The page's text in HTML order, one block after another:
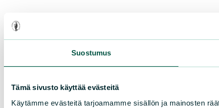
Suostumus
Tämä sivusto käyttää evästeitä
Käytämme evästeitä tarjoamamme sisällön ja mainosten